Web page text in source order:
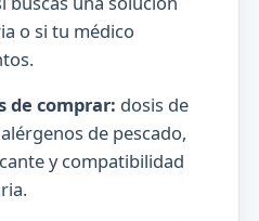
o si tu médico
de comprar: dosis de
de pescado,
y compatibilidad